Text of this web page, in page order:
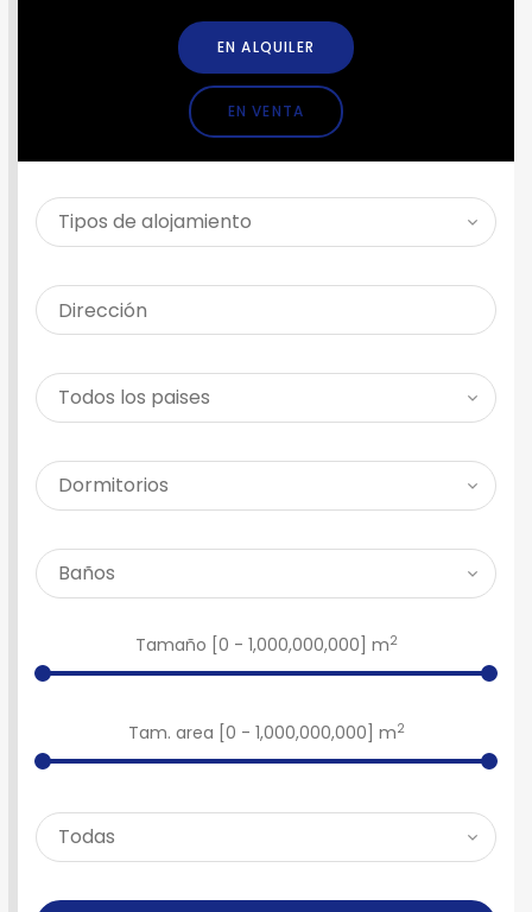
EN ALQUILER
EN VENTA
Tamaño [ 0 - 1,000,000,000 ] m2
Tam. area [ 0 - 1,000,000,000 ] m2